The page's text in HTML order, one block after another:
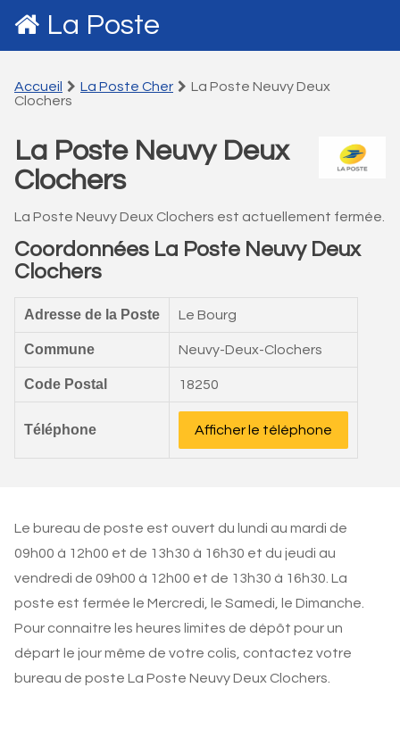
La Poste
Accueil La Poste Cher
La Poste Neuvy Deux
Clochers
La Poste Neuvy Deux
Clochers
La Poste Neuvy Deux Clochers est actuellement fermée.
Coordonnées La Poste Neuvy Deux
Clochers
Adresse de la Poste Le Bourg
Commune Neuvy-Deux-Clochers
Code Postal 18250
Téléphone Afficher le téléphone
Le bureau de poste est ouvert du lundi au mardi de
09h00 à 12h00 et de 13h30 à 16h30 et du jeudi au
vendredi de 09h00 à 12h00 et de 13h30 à 16h30. La
poste est fermée le Mercredi, le Samedi, le Dimanche.
Pour connaitre les heures limites de dépôt pour un
départ le jour même de votre colis, contactez votre
bureau de poste La Poste Neuvy Deux Clochers.